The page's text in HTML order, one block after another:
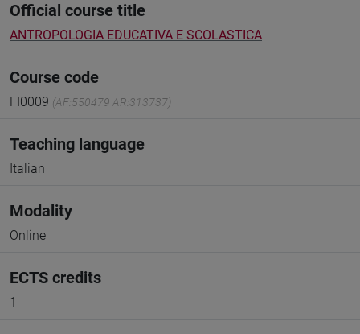
Official course title
ANTROPOLOGIA EDUCATIVA E SCOLASTICA
Course code
FI0009 (AF:550479 AR:313737)
Teaching language
Italian
Modality
Online
ECTS credits
1